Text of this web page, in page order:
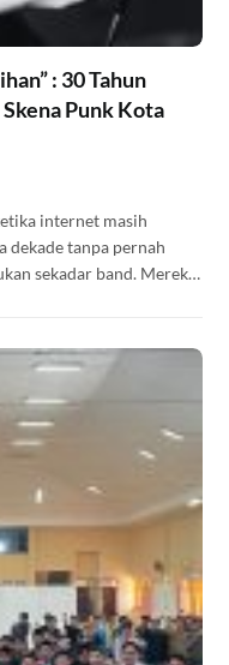
: 30 Tahun
Punk Kota
internet masih
dekade tanpa pernah
sekadar band. Mereka